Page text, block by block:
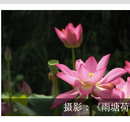
摄影：《雨塘